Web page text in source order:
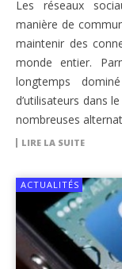
Les réseaux
manière de
maintenir des
monde entier.
longtemps
d’utilisateurs dans
nombreuses
LIRE LA SUITE
ACTUALITÉS